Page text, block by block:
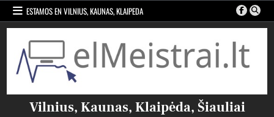
contenido
ESTAMOS EN VILNIUS, KAUNAS, KLAIPEDA
Vilnius, Kaunas, Klaipėda, Šiauliai